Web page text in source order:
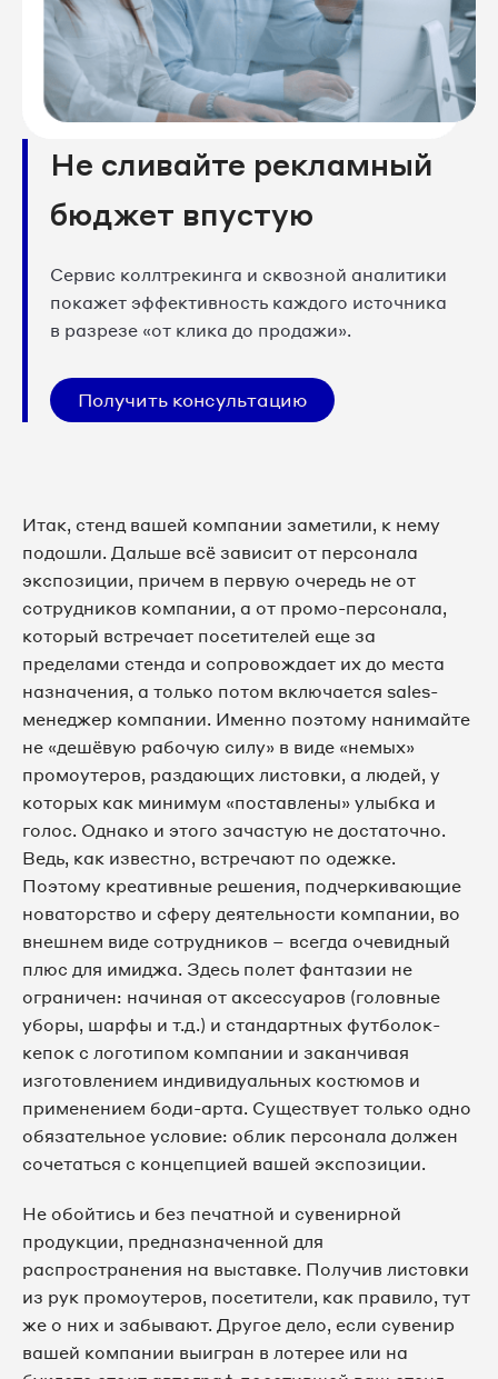
Не сливайте рекламный
бюджет впустую
Сервис коллтрекинга и сквозной аналитики
покажет эффективность каждого источника
в разрезе «от клика до продажи».
Получить консультацию
Итак, стенд вашей компании заметили, к нему
подошли. Дальше всё зависит от персонала
экспозиции, причем в первую очередь не от
сотрудников компании, а от промо-персонала,
который встречает посетителей еще за
пределами стенда и сопровождает их до места
назначения, а только потом включается sales-
менеджер компании. Именно поэтому нанимайте
не «дешёвую рабочую силу» в виде «немых»
промоутеров, раздающих листовки, а людей, у
которых как минимум «поставлены» улыбка и
голос. Однако и этого зачастую не достаточно.
Ведь, как известно, встречают по одежке.
Поэтому креативные решения, подчеркивающие
новаторство и сферу деятельности компании, во
внешнем виде сотрудников – всегда очевидный
плюс для имиджа. Здесь полет фантазии не
ограничен: начиная от аксессуаров (головные
уборы, шарфы и т.д.) и стандартных футболок-
кепок с логотипом компании и заканчивая
изготовлением индивидуальных костюмов и
применением боди-арта. Существует только одно
обязательное условие: облик персонала должен
сочетаться с концепцией вашей экспозиции.
Не обойтись и без печатной и сувенирной
продукции, предназначенной для
распространения на выставке. Получив листовки
из рук промоутеров, посетители, как правило, тут
же о них и забывают. Другое дело, если сувенир
вашей компании выигран в лотерее или на